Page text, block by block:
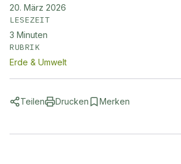
20. März 2026
LESEZEIT
3 Minuten
RUBRIK
Erde & Umwelt
Teilen Drucken Merken